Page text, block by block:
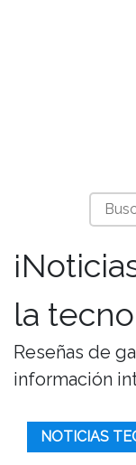
la
Reseñas de
información
NOTICIAS